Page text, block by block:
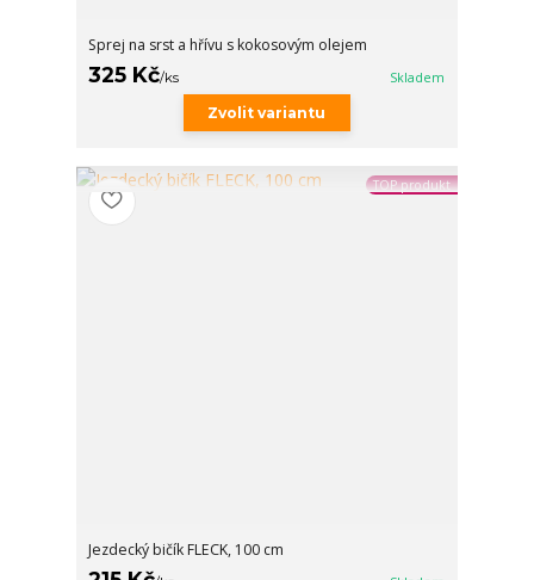
Sprej na srst a hřívu s kokosovým olejem
325 Kč/ks Skladem
Zvolit variantu
TOP produkt
Jezdecký bičík FLECK, 100 cm